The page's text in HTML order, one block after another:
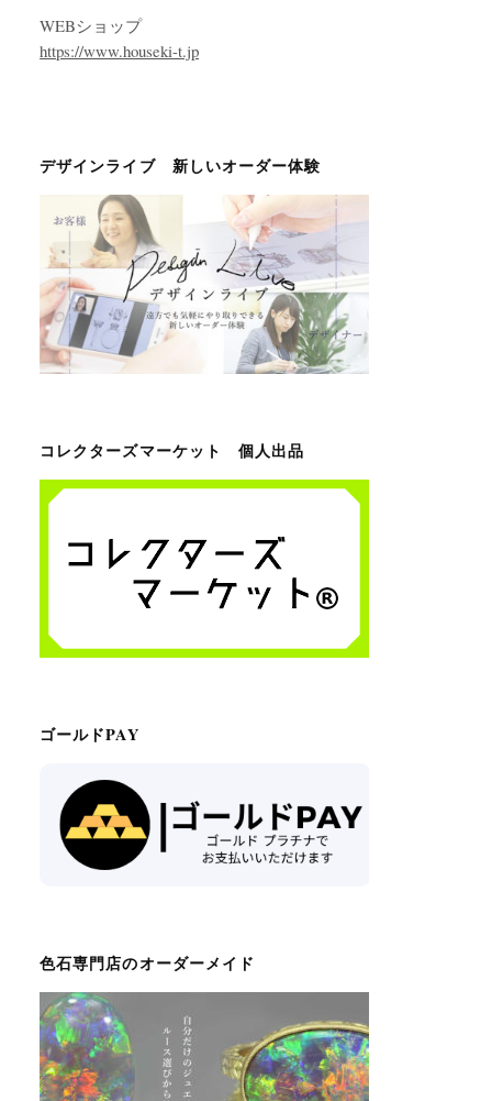
WEBショップ
https://www.houseki-t.jp
デザインライブ 新しいオーダー体験
コレクターズマーケット 個人出品
ゴールドPAY
色石専門店のオーダーメイド